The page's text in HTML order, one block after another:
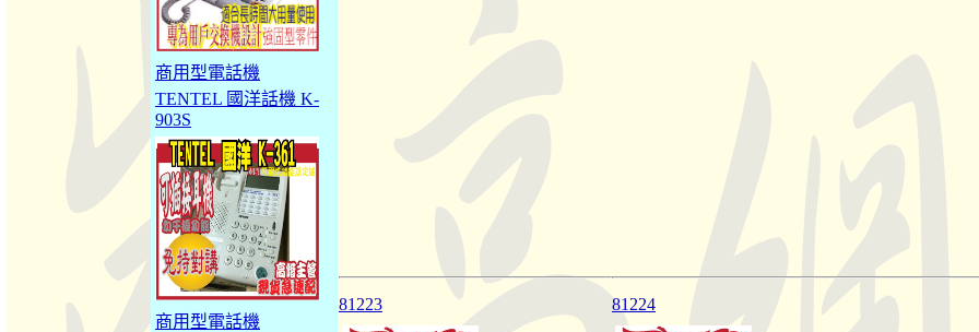
商用型電話機
TENTEL 國洋話機 K-
903S
商用型電話機
81223 81224